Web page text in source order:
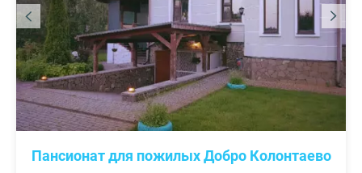
Пансионат для пожилых Добро Колонтаево